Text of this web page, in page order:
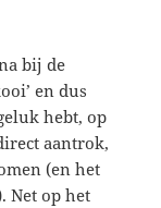
bij de
en dus
hebt, op
aantrok,
(en het
Net op het